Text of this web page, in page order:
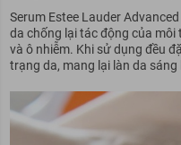
Serum Estee Lauder
da chống lại tác động của
và ô nhiễm. Khi sử dụng đều
trạng da, mang lại làn da